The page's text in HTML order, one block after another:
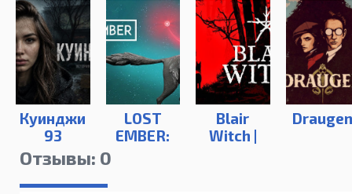
Куинджи
93
LOST
EMBER:
Rekindled
Blair
Witch |
Отзывы: 0